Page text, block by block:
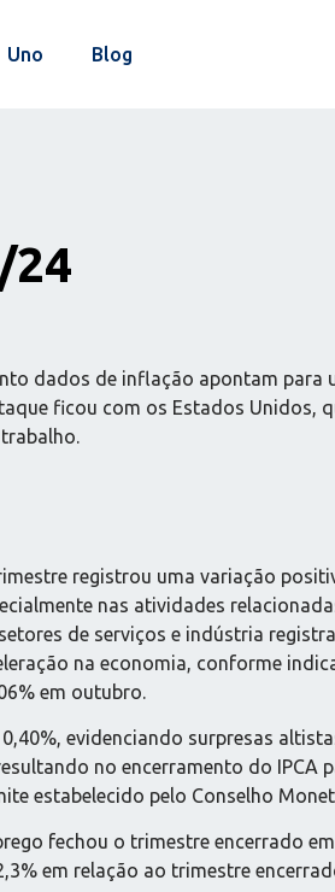
Uno Blog
24
dados de inflação apontam para
ficou com os Estados Unidos,
registrou uma variação
nas atividades
de serviços e indústria
na economia, conforme
em outubro.
evidenciando surpresas
no encerramento do IPCA
estabelecido pelo Conselho
fechou o trimestre encerrado
em relação ao trimestre